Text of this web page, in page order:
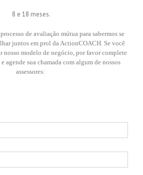
8 e 18 meses.
de avaliação mútua para sabermos se
juntos em prol da ActionCOACH. Se você
nosso modelo de negócio, por favor complete
agende sua chamada com algum de nossos
assessores: